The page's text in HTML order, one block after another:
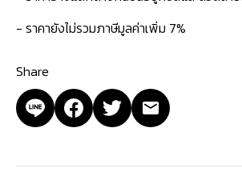
- ราคายังไม่รวมภาษีมูลค่าเพิ่ม 7%
Share